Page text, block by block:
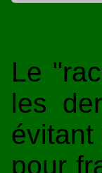
Le
les
pour